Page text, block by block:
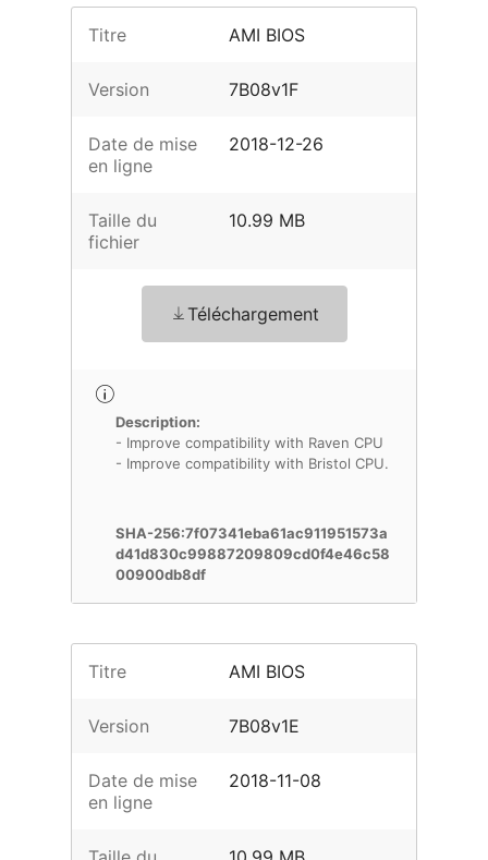
Titre AMI BIOS
Version 7B08v1F
Date de mise
en ligne
2018-12-26
Taille du
fichier
10.99 MB
Téléchargement
Description:
- Improve compatibility with Raven CPU
- Improve compatibility with Bristol CPU.
SHA-256:7f07341eba61ac911951573a
d41d830c99887209809cd0f4e46c58
00900db8df
Titre AMI BIOS
Version 7B08v1E
Date de mise
en ligne
2018-11-08